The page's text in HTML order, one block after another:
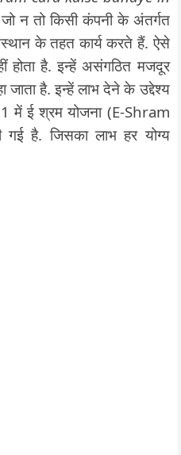
न तो किसी कंपनी के अंतर्गत
के तहत कार्य करते हैं. ऐसे
होता है. इन्हें असंगठित मजदूर
है. इन्हें लाभ देने के उद्देश्य
में ई श्रम योजना (E-Shram
है. जिसका लाभ हर योग्य